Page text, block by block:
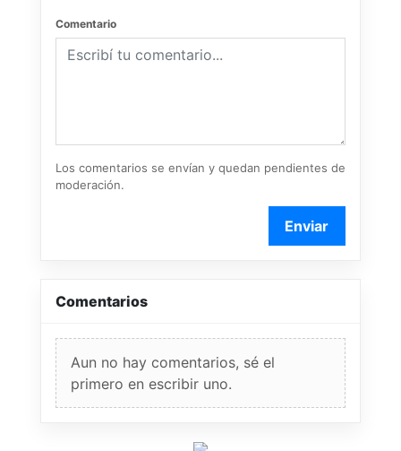
Comentario
Los comentarios se envían y quedan pendientes de
moderación.
Enviar
Comentarios
Aun no hay comentarios, sé el
primero en escribir uno.